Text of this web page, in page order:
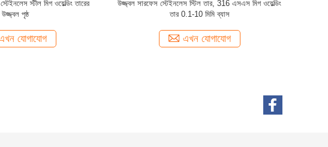
AWS A5.20 E71T-GS স্টেইনলেস স্টিল eldালাই
তারের উচ্চ স্থিতিস্থাপকতা শক্ত জারা প্রতিরোধের
দুর্দান্ত স্ট্রেইনেস স্টেইনলেস স্টিল ওয়্যার ইনকনএলএক্স
এনএস 333 মোনেল 400 ইনকোনেল 718 গ্রেড